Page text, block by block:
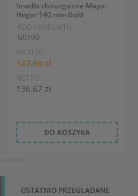
Imadło chirurgiczne Mayo-
Hegar 140 mm Gold
KOD PRODUKTU:
G0190
BRUTTO
147.60 zł
NETTO
136.67 zł
DO KOSZYKA
OSTATNIO PRZEGLĄDANE